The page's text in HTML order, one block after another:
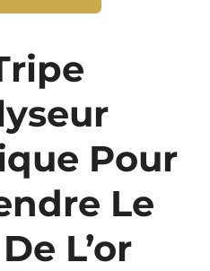
Pour
Le
L’or